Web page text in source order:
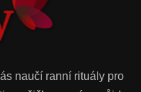
naučí ranní rituály pro